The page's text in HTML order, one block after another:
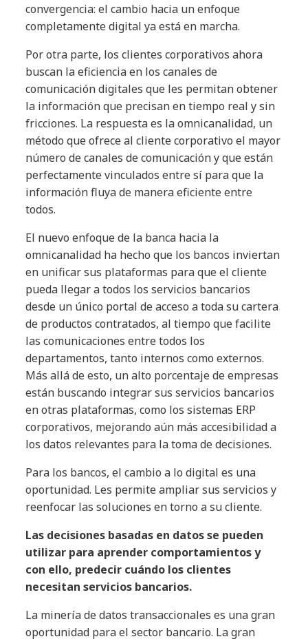
convergencia: el cambio hacia un enfoque
completamente digital ya está en marcha.
Por otra parte, los clientes corporativos ahora
buscan la eficiencia en los canales de
comunicación digitales que les permitan obtener
la información que precisan en tiempo real y sin
fricciones. La respuesta es la omnicanalidad, un
método que ofrece al cliente corporativo el mayor
número de canales de comunicación y que están
perfectamente vinculados entre sí para que la
información fluya de manera eficiente entre
todos.
El nuevo enfoque de la banca hacia la
omnicanalidad ha hecho que los bancos inviertan
en unificar sus plataformas para que el cliente
pueda llegar a todos los servicios bancarios
desde un único portal de acceso a toda su cartera
de productos contratados, al tiempo que facilite
las comunicaciones entre todos los
departamentos, tanto internos como externos.
Más allá de esto, un alto porcentaje de empresas
están buscando integrar sus servicios bancarios
en otras plataformas, como los sistemas ERP
corporativos, mejorando aún más accesibilidad a
los datos relevantes para la toma de decisiones.
Para los bancos, el cambio a lo digital es una
oportunidad. Les permite ampliar sus servicios y
reenfocar las soluciones en torno a su cliente.
Las decisiones basadas en datos se pueden
utilizar para aprender comportamientos y
con ello, predecir cuándo los clientes
necesitan servicios bancarios.
La minería de datos transaccionales es una gran
oportunidad para el sector bancario. La gran